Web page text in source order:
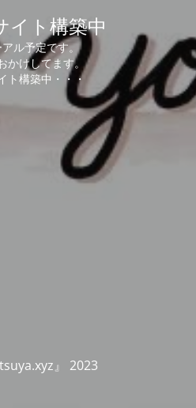
イト構築中
アル予定です。
かけしてます。
ト構築中・・・
』 2023